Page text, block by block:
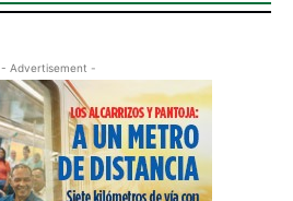
- Advertisement -